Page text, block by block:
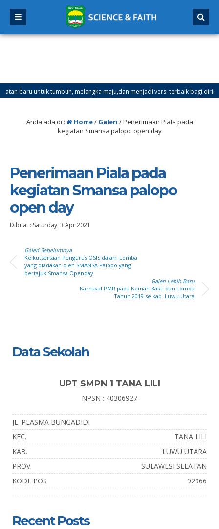
baru untuk tumbuh, melangka maju,dan menjadi versi terbaik bagi dirimu.
Ganjil Mulai Tanggal 21 Desember 2025 sd Tanggal 4 Januari 2026
Anda ada di : Home/ Galeri /Penerimaan Piala pada
kegiatan Smansa palopo open day
Penerimaan Piala pada
kegiatan Smansa palopo
open day
Dibuat : Saturday, 3 Apr 2021
Galeri Sebelumnya
Keikutsertaan Pengurus OSIS dalam Lomba
yang diadakan oleh SMANSA Palopo yang
bertajuk Smansa Openday
Galeri Lebih Baru
Karnaval PMR pada Kemah Bakti dan Lomba
Tahun 2019 se kab. Luwu Utara
Data Sekolah
UPT SMPN 1 TANA LILI
NPSN : 40306927
JL. PLASMA BUNGADIDI
KEC.
TANA LILI
KAB.
LUWU UTARA
PROV.
SULAWESI SELATAN
KODE POS
92966
Recent Posts